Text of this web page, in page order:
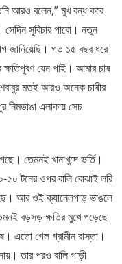
আরও বলেন,” মুখ বন্ধ করে
সেদিন সুবিচার পাবো। নতুন
জানিয়েছি। গত ১৫ বছর ধরে
ক্ষতিপুরণ যেন পাই। আমার চাষ
মতই আরও অনেক চাষীর
নিমডাঙা এলাকায় সেচ
তেমনই খানাখন্দে ভর্তি।
৫০ টনের ওপর বালি বোঝাই লরি
আর ওই ক্যানেলপাড় ভাঙলে
বড়সড় ক্ষতির মুখে পড়েছে
এতো গেল গ্রামীন রাস্তা।
তার পরও বালি গাড়ী